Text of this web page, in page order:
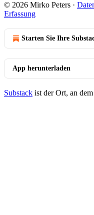
© 2026 Mirko Peters ·
Erfassung
Starten Sie Ihre
App herunterladen
Substack ist der Ort, an